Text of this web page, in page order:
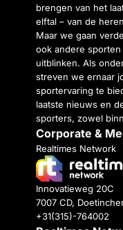
brengen van het
elftal – van de
Maar we gaan
ook andere
uitblinken. Als
streven we ernaar
sportervaring te
laatste nieuws en
sporters, zowel
Corporate &
Realtimes Network
Innovatieweg 20C
7007 CD,
+31(315)-764002